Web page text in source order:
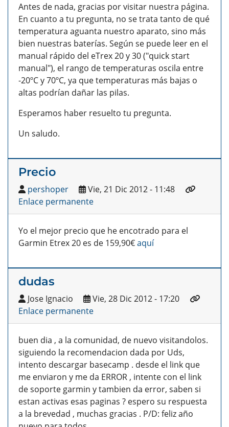
Antes de nada, gracias por visitar nuestra página.
En cuanto a tu pregunta, no se trata tanto de qué
temperatura aguanta nuestro aparato, sino más
bien nuestras baterías. Según se puede leer en el
manual rápido del eTrex 20 y 30 ("quick start
manual"), el rango de temperaturas oscila entre
-20ºC y 70ºC, ya que temperaturas más bajas o
altas podrían dañar las pilas.
Esperamos haber resuelto tu pregunta.
Un saludo.
Precio
pershoper
Vie, 21 Dic 2012 - 11:48
Enlace permanente
Yo el mejor precio que he encotrado para el
Garmin Etrex 20 es de 159,90€aquí
dudas
Jose Ignacio
Vie, 28 Dic 2012 - 17:20
Enlace permanente
buen dia , a la comunidad, de nuevo visitandolos.
siguiendo la recomendacion dada por Uds,
intento descargar basecamp . desde el link que
me enviaron y me da ERROR , intente con el link
de soporte garmin y tambien da error, saben si
estan activas esas paginas ? espero su respuesta
a la brevedad , muchas gracias . P/D: feliz año